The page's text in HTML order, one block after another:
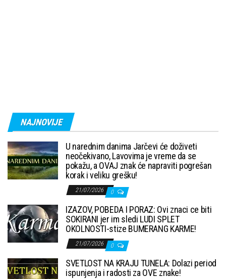
NAJNOVIJE
U narednim danima Jarčevi će doživeti
neočekivano, Lavovima je vreme da se
pokažu, a OVAJ znak će napraviti pogrešan
korak i veliku grešku!
21/07/2026 0
IZAZOV, POBEDA I PORAZ: Ovi znaci ce biti
SOKIRANI jer im sledi LUDI SPLET
OKOLNOSTI-stize BUMERANG KARME!
21/07/2026 0
SVETLOST NA KRAJU TUNELA: Dolazi period
ispunjenja i radosti za OVE znake!